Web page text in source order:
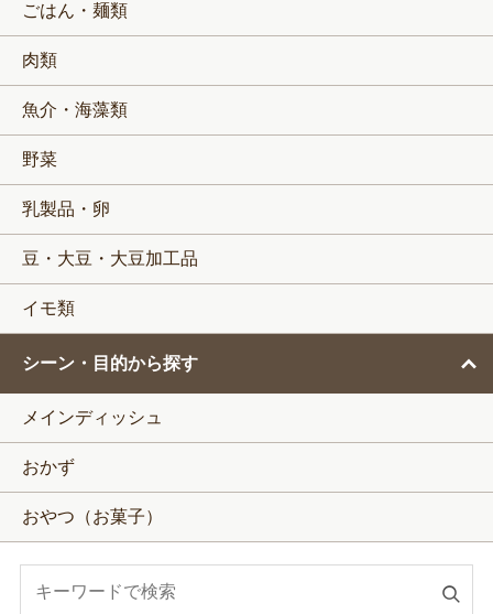
ごはん・麺類
肉類
魚介・海藻類
野菜
乳製品・卵
豆・大豆・大豆加工品
イモ類
シーン・目的から探す
メインディッシュ
おかず
おやつ（お菓子）